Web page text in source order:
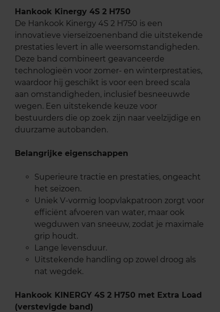
Hankook Kinergy 4S 2 H750
De Hankook Kinergy 4S 2 H750 is een
innovatieve vierseizoenenband die uitstekende
prestaties levert in alle weersomstandigheden.
Deze band combineert geavanceerde
technologieën voor zomer- en winterprestaties,
waardoor hij geschikt is voor een breed scala
aan omstandigheden, inclusief besneeuwde
wegen. Een uitstekende keuze voor
bestuurders die op zoek zijn naar veelzijdige en
duurzame autobanden.
Belangrijke eigenschappen
Superieure tractie en prestaties, ongeacht
het seizoen.
Uniek V-vormig loopvlakpatroon zorgt voor
efficiënt afvoeren van water, maar ook
wegduwen van sneeuw, zodat je maximale
grip houdt.
Lange levensduur.
Uitstekende handling op zowel droog als
nat wegdek.
Hankook KINERGY 4S 2 H750 met Extra Load
(verstevigde band)